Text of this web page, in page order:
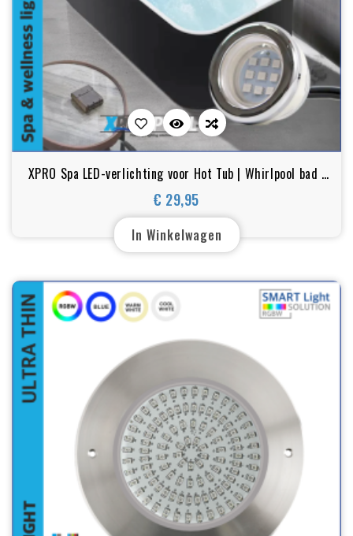
XPRO Spa LED-verlichting voor Hot Tub | Whirlpool bad |
Spa | transparant | RGB
€ 29,95
Prijs
In Winkelwagen